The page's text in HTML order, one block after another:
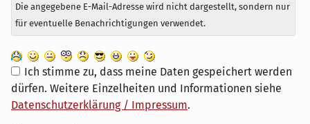
Die angegebene E-Mail-Adresse wird nicht dargestellt, sondern nur
für eventuelle Benachrichtigungen verwendet.
Ich stimme zu, dass meine Daten gespeichert werden
dürfen. Weitere Einzelheiten und Informationen siehe
Datenschutzerklärung / Impressum.